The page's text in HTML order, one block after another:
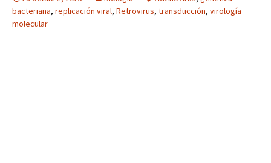
bacteriana, replicación viral, Retrovirus, transducción, virología
molecular